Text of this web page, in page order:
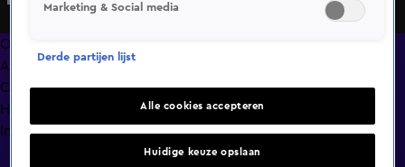
probeert het ijs te breken met een grapje. Of Denise die
kan waarderen?
Overzicht
Afleveringen
Clips
Hoe is het nu met?
Info
Marketing & Social media
Derde partijen lijst
Alle cookies accepteren
Huidige keuze opslaan